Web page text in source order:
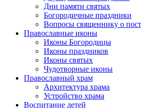
Дни памяти святых
Богородичные праздники
Вопросы священнику о
Православные иконы
Иконы Богородицы
Иконы праздников
Иконы святых
Чудотворные иконы
Православный храм
Архитектура храма
Устройство храма
Воспитание детей